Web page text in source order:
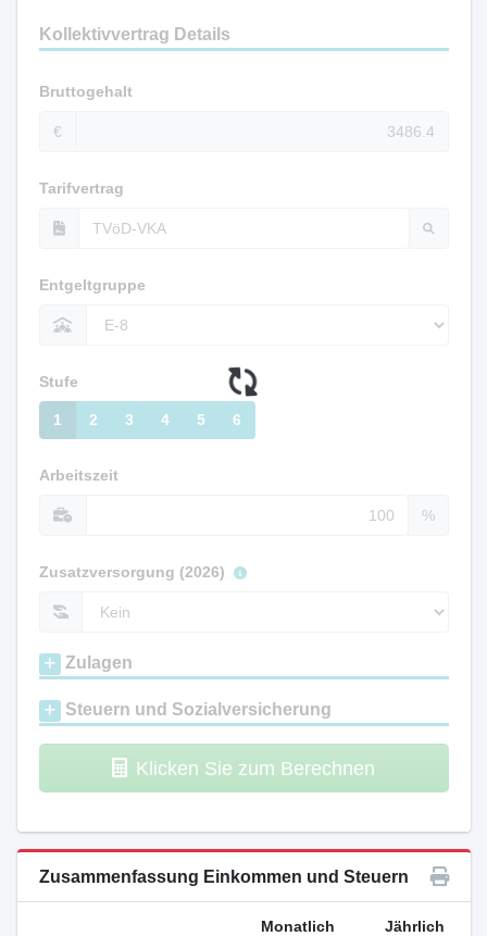
Kollektivvertrag Details
Bruttogehalt
€
Tarifvertrag
Entgeltgruppe
Stufe
1 2 3 4 5 6
Arbeitszeit
%
Zusatzversorgung (2026)
Zulagen
Steuern und Sozialversicherung
Klicken Sie zum Berechnen
Zusammenfassung Einkommen und Steuern
Monatlich Jährlich